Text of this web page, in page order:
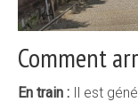
Comment
En train : Il est